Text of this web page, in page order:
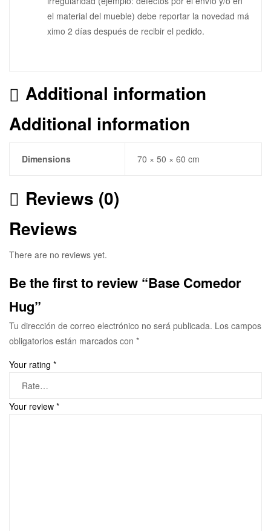
el material del mueble) debe reportar la novedad má
ximo 2 días después de recibir el pedido.
Additional information
Additional information
Dimensions 70 × 50 × 60 cm
Reviews (0)
Reviews
There are no reviews yet.
Be the first to review “Base Comedor
Hug”
Tu dirección de correo electrónico no será publicada. Los campos
obligatorios están marcados con *
Your rating *
Your review *